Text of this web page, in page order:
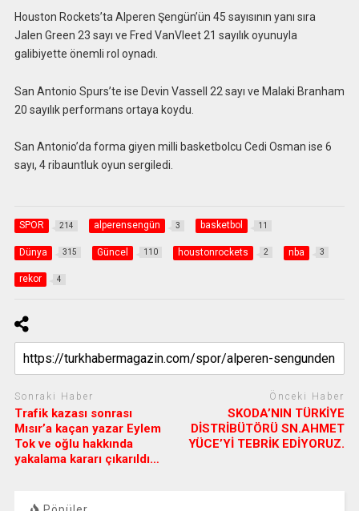
Houston Rockets’ta Alperen Şengün’ün 45 sayısının yanı sıra
Jalen Green 23 sayı ve Fred VanVleet 21 sayılık oyunuyla
galibiyette önemli rol oynadı.
San Antonio Spurs’te ise Devin Vassell 22 sayı ve Malaki Branham
20 sayılık performans ortaya koydu.
San Antonio’da forma giyen milli basketbolcu Cedi Osman ise 6
sayı, 4 ribauntluk oyun sergiledi.
SPOR 214 alperensengün 3 basketbol 11
Dünya 315 Güncel 110 houstonrockets 2 nba 3
rekor 4
Sonraki Haber
Trafik kazası sonrası
Mısır’a kaçan yazar Eylem
Tok ve oğlu hakkında
yakalama kararı çıkarıldı…
Önceki Haber
SKODA’NIN TÜRKİYE
DİSTRİBÜTÖRÜ SN.AHMET
YÜCE’Yİ TEBRİK EDİYORUZ.